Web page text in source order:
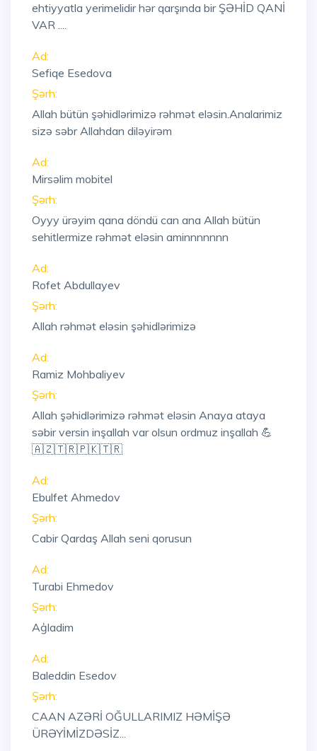
ehtiyyatla yerimelidir hər qarşında bir ŞƏHİD QANİ
VAR ....
Ad:
Sefiqe Esedova
Şərh:
Allah bütün şəhidlərimizə rəhmət eləsin.Analarimiz
sizə səbr Allahdan diləyirəm
Ad:
Mirsəlim mobitel
Şərh:
Oyyy ürəyim qana döndü can ana Allah bütün
sehitlermize rəhmət eləsin aminnnnnnn
Ad:
Rofet Abdullayev
Şərh:
Allah rəhmət eləsin şəhidlərimizə
Ad:
Ramiz Mohbaliyev
Şərh:
Allah şəhidlərimizə rəhmət eləsin Anaya ataya
səbir versin inşallah var olsun ordmuz inşallah 💪
🇦🇿🇹🇷🇵🇰🇹🇷
Ad:
Ebulfet Ahmedov
Şərh:
Cabir Qardaş Allah seni qorusun
Ad:
Turabi Ehmedov
Şərh:
Aģladim
Ad:
Baleddin Esedov
Şərh:
CAAN AZƏRİ OĞULLARIMIZ HƏMİŞƏ
ÜRƏYİMİZDƏSİZ...